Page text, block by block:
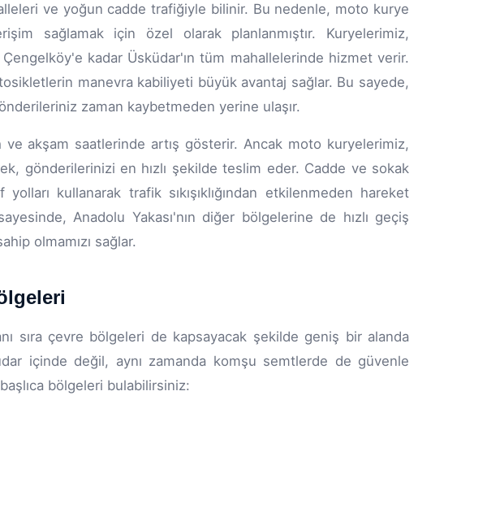
ve yoğun cadde trafiğiyle bilinir. Bu nedenle, moto kurye
sağlamak için özel olarak planlanmıştır. Kuryelerimiz,
Çengelköy'e kadar Üsküdar'ın tüm mahallelerinde hizmet verir.
manevra kabiliyeti büyük avantaj sağlar. Bu sayede,
zaman kaybetmeden yerine ulaşır.
akşam saatlerinde artış gösterir. Ancak moto kuryelerimiz,
gönderilerinizi en hızlı şekilde teslim eder. Cadde ve sokak
kullanarak trafik sıkışıklığından etkilenmeden hareket
Anadolu Yakası'nın diğer bölgelerine de hızlı geçiş
olmamızı sağlar.
sıra çevre bölgeleri de kapsayacak şekilde geniş bir alanda
içinde değil, aynı zamanda komşu semtlerde de güvenle
bölgeleri bulabilirsiniz: